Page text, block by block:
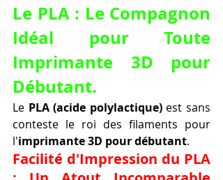
Le PLA : Le Compagnon
Idéal pour Toute
Imprimante 3D pour
Débutant.
Le PLA (acide polylactique) est sans
conteste le roi des filaments pour
l'imprimante 3D pour débutant.
Facilité d'Impression du PLA